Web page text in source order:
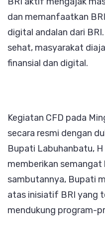
dan memanfaatkan
digital andalan dari
sehat, masyarakat
finansial dan digital.
Kegiatan CFD pada
secara resmi dengan
Bupati Labuhanbatu,
memberikan
sambutannya, Bupati
atas inisiatif BRI yang
mendukung program-